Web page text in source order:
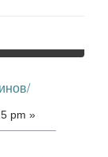
pm »